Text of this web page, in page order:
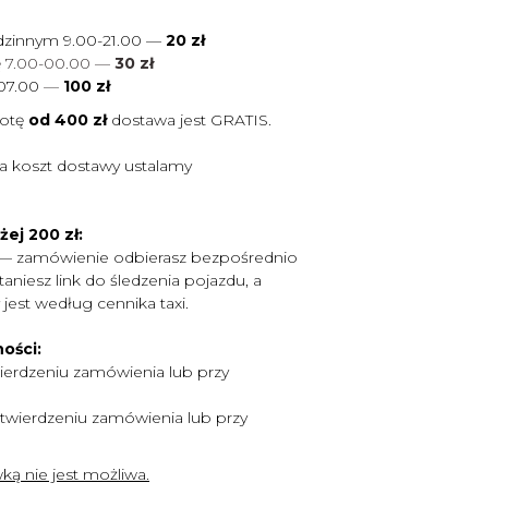
9.00-21.00 — 20 zł
7.00-00.00 — 30 zł
— 100 zł
od 400 zł dostawa jest GRATIS.
koszt dostawy ustalamy
200 zł:
zamówienie odbierasz bezpośrednio
link do śledzenia pojazdu, a
według cennika taxi.
zamówienia lub przy
zamówienia lub przy
nie jest możliwa.